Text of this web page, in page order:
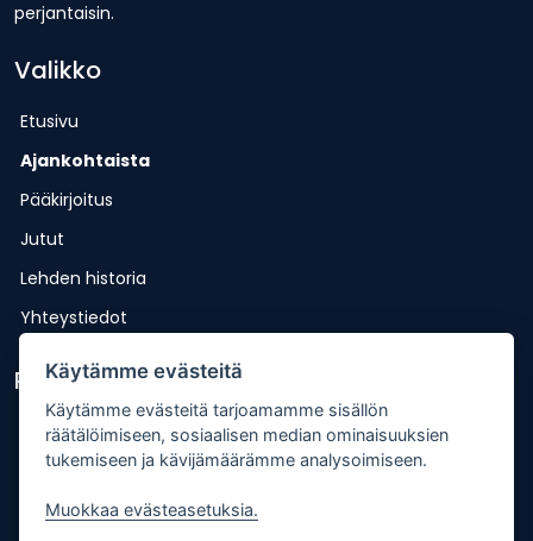
perjantaisin.
Valikko
Etusivu
Ajankohtaista
Pääkirjoitus
Jutut
Lehden historia
Yhteystiedot
Pikalinkit
Lähetä uutisvinkki
Kopiointiohje
Mediakortti
Käytämme evästeitä
Käytämme evästeitä tarjoamamme sisällön
räätälöimiseen, sosiaalisen median ominaisuuksien
tukemiseen ja kävijämäärämme analysoimiseen.
Muokkaa evästeasetuksia.